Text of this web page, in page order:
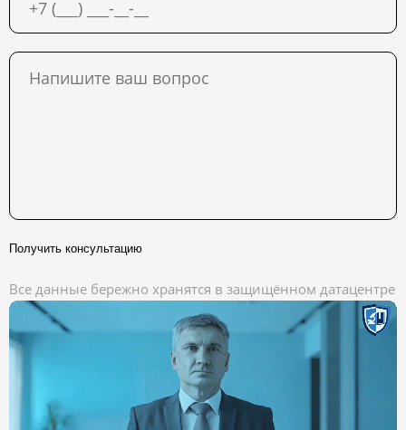
Получить консультацию
Все данные бережно хранятся в защищённом датацентре